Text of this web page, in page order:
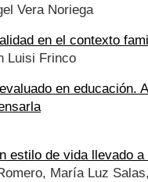
Vera Noriega
en el contexto
Luisi Frinco
en educación.
estilo de vida llevado a
María Luz